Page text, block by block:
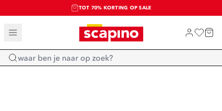
TOT 70% KORTING OP SALE
SALE: LAATSTE KANS!
SHOP NIEUW
Home